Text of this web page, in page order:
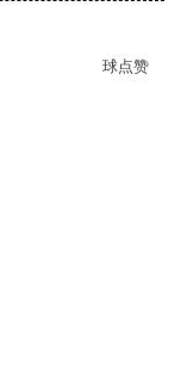
球点赞